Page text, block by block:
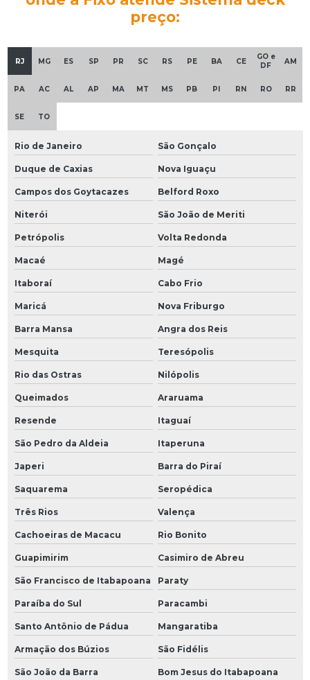
preço:
RJ MG ES SP PR SC RS PE BA CE
GO e
DF
AM
PA AC AL AP MA MT MS PB PI RN RO RR
SE TO
Rio de Janeiro São Gonçalo
Duque de Caxias Nova Iguaçu
Campos dos Goytacazes Belford Roxo
Niterói São João de Meriti
Petrópolis Volta Redonda
Macaé Magé
Itaboraí Cabo Frio
Maricá Nova Friburgo
Barra Mansa Angra dos Reis
Mesquita Teresópolis
Rio das Ostras Nilópolis
Queimados Araruama
Resende Itaguaí
São Pedro da Aldeia Itaperuna
Japeri Barra do Piraí
Saquarema Seropédica
Três Rios Valença
Cachoeiras de Macacu Rio Bonito
Guapimirim Casimiro de Abreu
São Francisco de Itabapoana Paraty
Paraíba do Sul Paracambi
Santo Antônio de Pádua Mangaratiba
Armação dos Búzios São Fidélis
São João da Barra Bom Jesus do Itabapoana